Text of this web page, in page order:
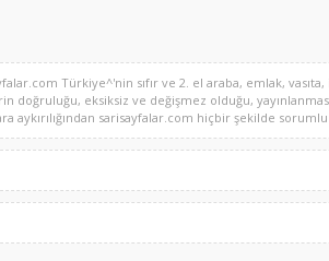
Türkiye^'nin sıfır ve 2. el araba, emlak,
doğruluğu, eksiksiz ve değişmez olduğu,
aykırılığından sarisayfalar.com hiçbir şekilde